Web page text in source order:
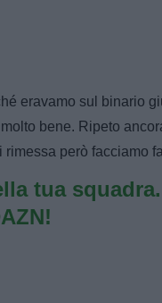
eravamo sul binario
bene. Ripeto
però facciamo
tua